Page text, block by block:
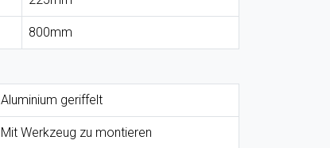
800mm
Aluminium geriffelt
Mit Werkzeug zu montieren